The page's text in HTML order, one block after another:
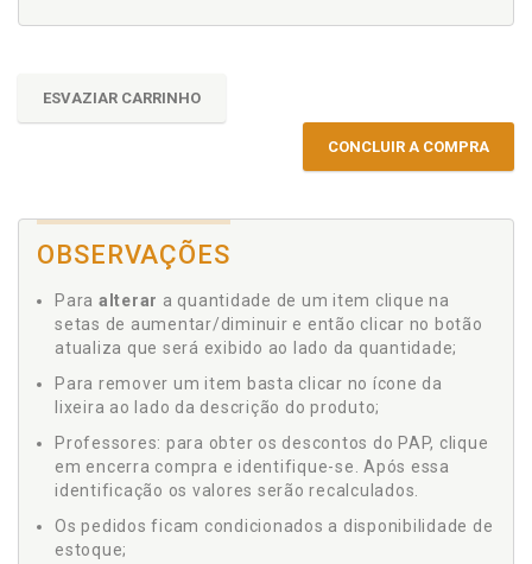
ESVAZIAR CARRINHO
CONCLUIR A COMPRA
OBSERVAÇÕES
Para alterar a quantidade de um item clique na
setas de aumentar/diminuir e então clicar no botão
atualiza que será exibido ao lado da quantidade;
Para remover um item basta clicar no ícone da
lixeira ao lado da descrição do produto;
Professores: para obter os descontos do PAP, clique
em encerra compra e identifique-se. Após essa
identificação os valores serão recalculados.
Os pedidos ficam condicionados a disponibilidade de
estoque;